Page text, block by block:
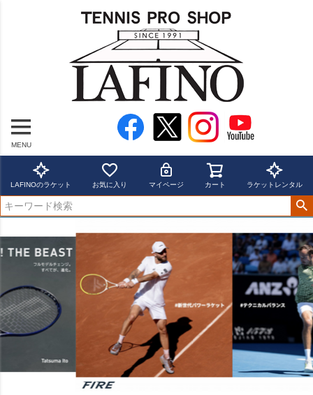
MENU
LAFINOのラケット お気に入り マイページ カート ラケットレンタル